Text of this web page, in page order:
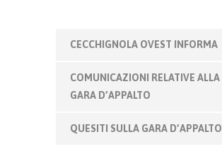
CECCHIGNOLA OVEST INFORMA
COMUNICAZIONI RELATIVE ALLA
GARA D’APPALTO
QUESITI SULLA GARA D’APPALTO